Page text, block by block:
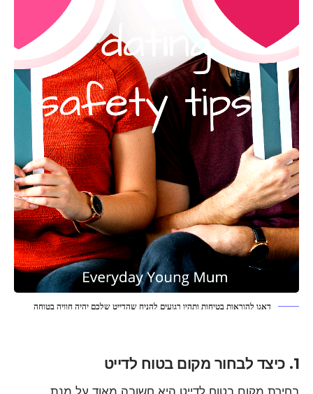
דאגו להוראות בטיחות ותהיו רגועים להניח שהדייט שלכם יהיה חוויה בטוחה
1. כיצד לבחור מקום בטוח לדייט